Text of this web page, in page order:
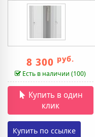
8 300 руб.
Есть в наличии (100)
Купить в один
клик